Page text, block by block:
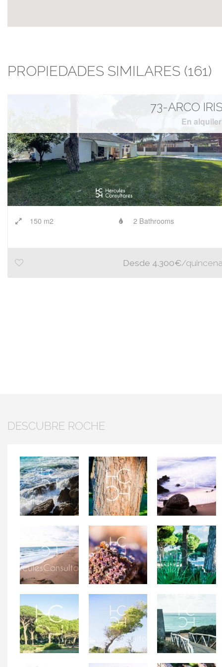
PROPIEDADES SIMILARES (161)
73-ARCO IRIS
En alquiler
150 m2 2 Bathrooms
Desde 4.300€/quincena
DESCUBRE ROCHE
Rompeolas en las
Corteza de pino
Rocas en el
atardecer
Playa de roche Textura de ancla